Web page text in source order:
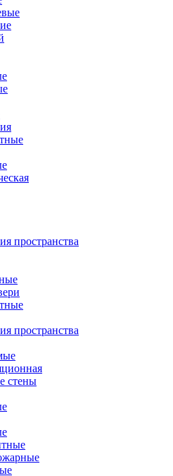
пространства
пространства
стены